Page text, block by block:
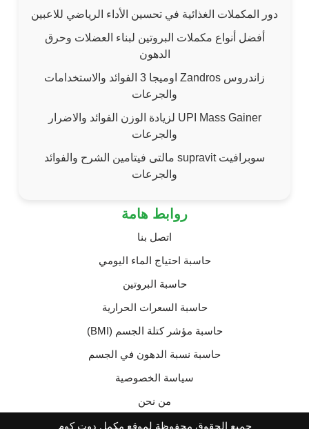
دور المكملات الغذائية في تحسين الأداء الرياضي للاعبين
أفضل أنواع مكملات البروتين لبناء العضلات وحرق
الدهون
زاندروس Zandros اوميجا 3 الفوائد والاستخدامات
والجرعات
UPI Mass Gainer لزيادة الوزن الفوائد والاضرار
والجرعات
سوبرافيت supravit مالتى فيتامين الشرح والفوائد
والجرعات
روابط هامة
اتصل بنا
حاسبة احتياج الماء اليومي
حاسبة البروتين
حاسبة السعرات الحرارية
حاسبة مؤشر كتلة الجسم (BMI)
حاسبة نسبة الدهون في الجسم
سياسة الخصوصية
من نحن
جميع الحقوق محفوظة لموقع مكمل دوت كوم